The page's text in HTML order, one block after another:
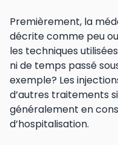
Premièrement, la
décrite comme peu
les techniques
ni de temps passé
exemple? Les
d’autres traitements
généralement en
d’hospitalisation.